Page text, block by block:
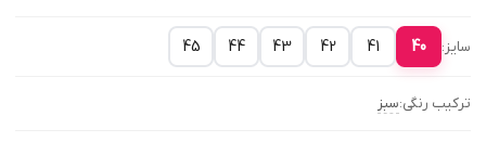
سایز: 40
41
42
43
44
45
ترکیب رنگی:سبز